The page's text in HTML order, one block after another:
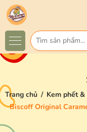
Trang chủ / Kem phết
Biscoff Original